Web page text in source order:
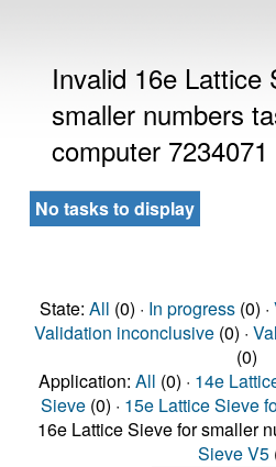
Invalid 16e Lattice
smaller numbers
computer 7234071
No tasks to display
State: All (0) · In progress(0) ·
Validation inconclusive(0) ·
(0)
Application: All (0) · 14e
Sieve (0) · 15e Lattice Sieve
16e Lattice Sieve for smaller
Sieve V5